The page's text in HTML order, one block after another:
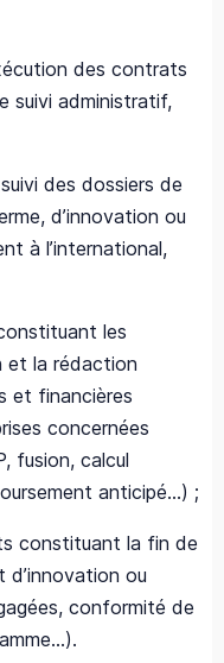
des contrats
suivi administratif,
des dossiers de
d’innovation ou
à l’international,
les
et la rédaction
et financières
concernées
fusion, calcul
anticipé…) ;
constituant la fin de
d’innovation ou
conformité de